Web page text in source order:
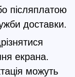
післяплатою
доставки.
екрана.
можуть